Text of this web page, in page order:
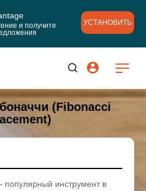
и получите
УСТАНОВИТЬ
(Fibonacci
инструмент в